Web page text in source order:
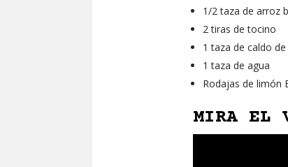
1/2 taza de arroz
2 tiras de tocino
1 taza de caldo
1 taza de agua
Rodajas de limón
MIRA EL